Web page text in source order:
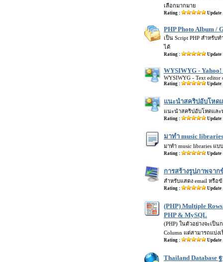
เลือกมากมาย
Rating : Update
PHP Photo Album /
เป็น Script PHP สำหรับ
ได้
Rating : Update
WYSIWYG -
WYSIWYG - Text editor
Rating : Update
แนะนำสคริปอับโหด
แนะนำสคริปอับโหดและ
Rating : Update
มาทำ music
มาทำ music libraries แบ
Rating : Update
การสร้างรูปภาพจาก
สำหรับแสดง email หรือ
Rating : Update
(PHP) Multiple
PHP & MySQL
(PHP) ในตัวอย่างจะเป็
Column แต่สามารถแบ่ง
Rating : Update
Thailand Database